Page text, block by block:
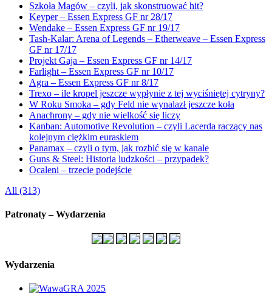
Szkoła Magów – czyli, jak skonstruować hit?
Keyper – Essen Express GF nr 28/17
Wendake – Essen Express GF nr 19/17
Tash-Kalar: Arena of Legends – Etherweave – Essen Express
GF nr 17/17
Projekt Gaja – Essen Express GF nr 14/17
Farlight – Essen Express GF nr 10/17
Agra – Essen Express GF nr 8/17
Trexo – ile kropel jeszcze wypłynie z tej wyciśniętej cytryny?
W Roku Smoka – gdy Feld nie wynalazł jeszcze koła
Anachrony – gdy nie wielkość się liczy
Kanban: Automotive Revolution – czyli Lacerda raczący nas
kolejnym ciężkim euraskiem
Panamax – czyli o tym, jak rozbić się w kanale
Guns & Steel: Historia ludzkości – przypadek?
Ocaleni – trzecie podejście
All (313)
Patronaty – Wydarzenia
Wydarzenia